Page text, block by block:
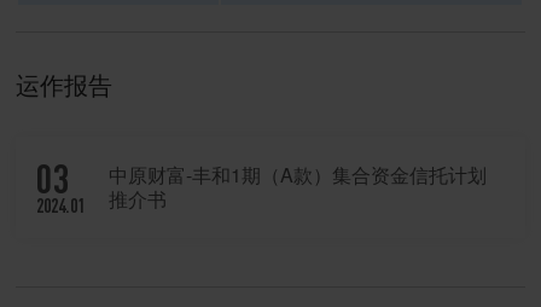
运作报告
03
2024.01
中原财富-丰和1期（A款）集合资金信托计划
推介书